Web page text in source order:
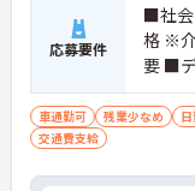
応募要件
■社会
格 ※
要 ■
■普通
車通勤可 残業少なめ
交通費支給